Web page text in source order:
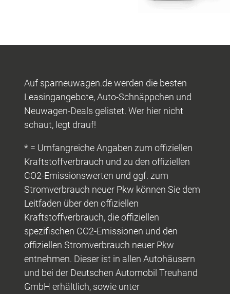
Auf sparneuwagen.de werden die besten
Leasingangebote, Auto-Schnäppchen und
Neuwagen-Deals gelistet. Wer hier nicht
schaut, legt drauf!
* = Umfangreiche Angaben zum offiziellen
Kraftstoffverbrauch und zu den offiziellen
CO2-Emissionswerten und ggf. zum
Stromverbrauch neuer Pkw können Sie dem
Leitfaden über den offiziellen
Kraftstoffverbrauch, die offiziellen
spezifischen CO2-Emissionen und den
offiziellen Stromverbrauch neuer Pkw
entnehmen. Dieser ist in allen Autohäusern
und bei der Deutschen Automobil Treuhand
GmbH erhältlich, sowie unter